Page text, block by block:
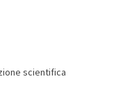
scientifica